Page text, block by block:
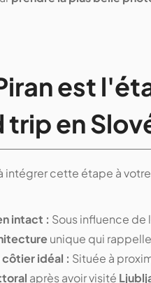
est
en
intégrer cette étape à votre
intact : Sous influence de
unique qui
côtier idéal : Située à
après avoir visité